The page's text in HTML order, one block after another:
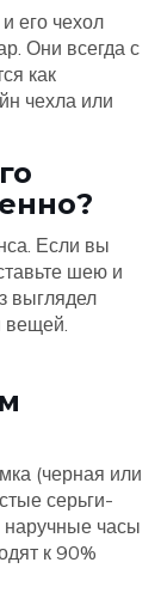
его чехол
Они всегда с
как
чехла или
Если вы
шею и
выглядел
вещей.
(черная или
серьги-
наручные часы
к 90%